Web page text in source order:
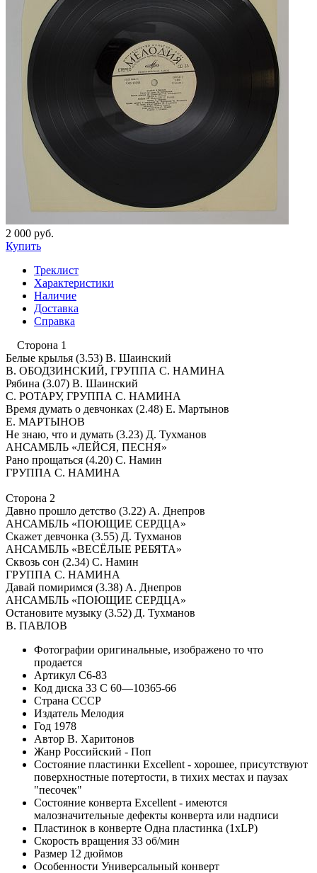
2 000 руб.
Купить
Треклист
Характеристики
Наличие
Доставка
Справка
Сторона 1
Белые крылья (3.53) В. Шаинский
В. ОБОДЗИНСКИЙ, ГРУППА С. НАМИНА
Рябина (3.07) В. Шаинский
С. РОТАРУ, ГРУППА С. НАМИНА
Время думать о девчонках (2.48) Е. Мартынов
Е. МАРТЫНОВ
Не знаю, что и думать (3.23) Д. Тухманов
АНСАМБЛЬ «ЛЕЙСЯ, ПЕСНЯ»
Рано прощаться (4.20) С. Намин
ГРУППА С. НАМИНА
Сторона 2
Давно прошло детство (3.22) А. Днепров
АНСАМБЛЬ «ПОЮЩИЕ СЕРДЦА»
Скажет девчонка (3.55) Д. Тухманов
АНСАМБЛЬ «ВЕСЁЛЫЕ РЕБЯТА»
Сквозь сон (2.34) С. Намин
ГРУППА С. НАМИНА
Давай помиримся (3.38) A. Днепров
АНСАМБЛЬ «ПОЮЩИЕ СЕРДЦА»
Остановите музыку (3.52) Д. Тухманов
B. ПАВЛОВ
Фотографии оригинальные, изображено то что
продается
Артикул C6-83
Код диска 33 С 60—10365-66
Страна СССР
Издатель Мелодия
Год 1978
Автор В. Харитонов
Жанр Российский - Поп
Состояние пластинки Excellent - хорошее, присутствуют
поверхностные потертости, в тихих местах и паузах
"песочек"
Состояние конверта Excellent - имеются
малозначительные дефекты конверта или надписи
Пластинок в конверте Одна пластинка (1xLP)
Скорость вращения 33 об/мин
Размер 12 дюймов
Особенности Универсальный конверт